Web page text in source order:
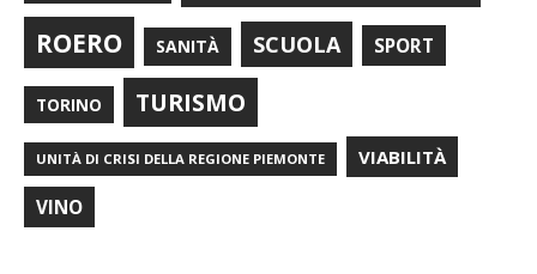
ROERO SANITÀ SCUOLA SPORT
TORINO TURISMO
UNITÀ DI CRISI DELLA REGIONE PIEMONTE VIABILITÀ
VINO